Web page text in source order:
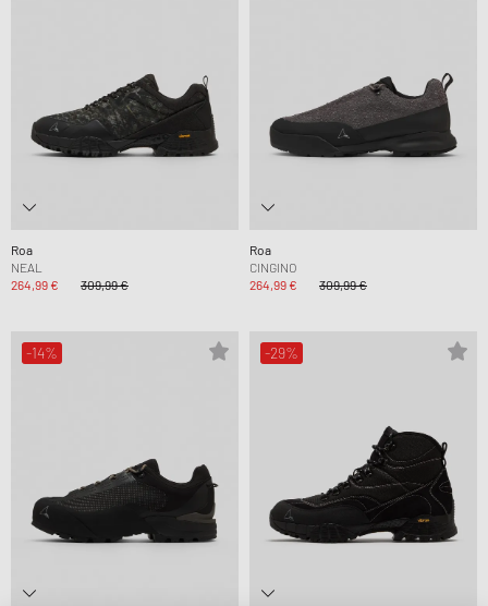
Roa
NEAL
264,99 €
309,99 €
Roa
CINGINO
264,99 €
309,99 €
-14% -29%